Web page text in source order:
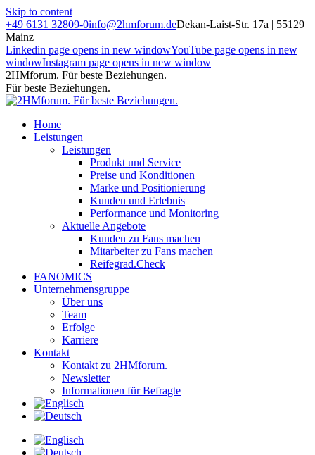
Skip to content
+49 6131 32809-0info@2hmforum.deDekan-Laist-Str. 17a | 55129
Mainz
Linkedin page opens in new windowYouTube page opens in new
windowInstagram page opens in new window
2HMforum. Für beste Beziehungen.
Für beste Beziehungen.
Home
Leistungen
Leistungen
Produkt und Service
Preise und Konditionen
Marke und Positionierung
Kunden und Erlebnis
Performance und Monitoring
Aktuelle Angebote
Kunden zu Fans machen
Mitarbeiter zu Fans machen
Reifegrad.Check
FANOMICS
Unternehmensgruppe
Über uns
Team
Erfolge
Karriere
Kontakt
Kontakt zu 2HMforum.
Newsletter
Informationen für Befragte